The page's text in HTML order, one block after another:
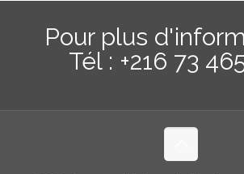
Pour plus
Tél : +216 73